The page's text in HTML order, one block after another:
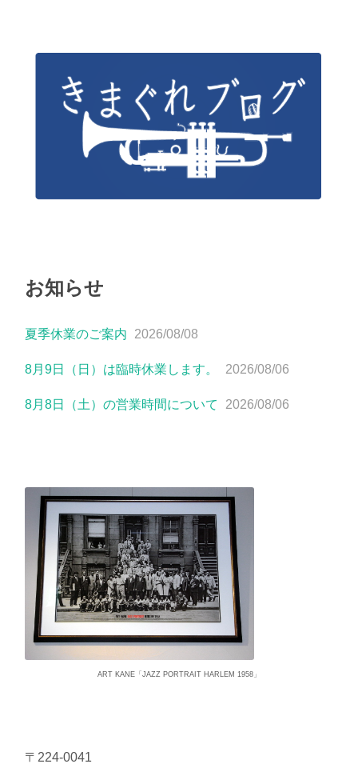
お知らせ
夏季休業のご案内 2026/08/08
8月9日（日）は臨時休業します。 2026/08/06
8月8日（土）の営業時間について 2026/08/06
ART KANE「JAZZ PORTRAIT HARLEM 1958」
〒224-0041